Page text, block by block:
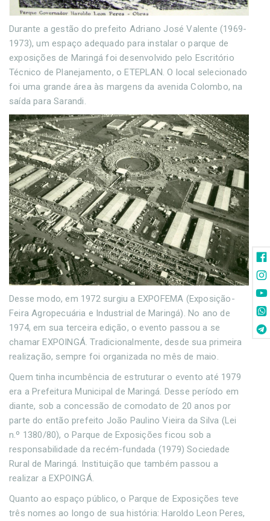
Durante a gestão do prefeito Adriano José Valente (1969-
1973), um espaço adequado para instalar o parque de
exposições de Maringá foi desenvolvido pelo Escritório
Técnico de Planejamento, o ETEPLAN. O local selecionado
foi uma grande área às margens da avenida Colombo, na
saída para Sarandi.
Desse modo, em 1972 surgiu a EXPOFEMA (Exposição-
Feira Agropecuária e Industrial de Maringá). No ano de
1974, em sua terceira edição, o evento passou a se
chamar EXPOINGÁ. Tradicionalmente, desde sua primeira
realização, sempre foi organizada no mês de maio.
Quem tinha incumbência de estruturar o evento até 1979
era a Prefeitura Municipal de Maringá. Desse período em
diante, sob a concessão de comodato de 20 anos por
parte do então prefeito João Paulino Vieira da Silva (Lei
n.º 1380/80), o Parque de Exposições ficou sob a
responsabilidade da recém-fundada (1979) Sociedade
Rural de Maringá. Instituição que também passou a
realizar a EXPOINGÁ.
Quanto ao espaço público, o Parque de Exposições teve
três nomes ao longo de sua história: Haroldo Leon Peres,